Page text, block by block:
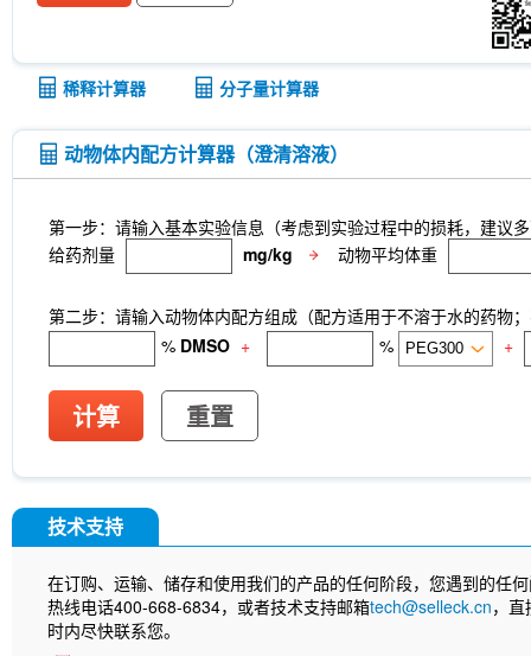
稀释计算器 分子量计算器
动物体内配方计算器（澄清溶液）
第一步：请输入基本实验信息（考虑到实验过程中的损耗，建议
给药剂量
mg/kg 动物平均体重
第二步：请输入动物体内配方组成（配方适用于不溶于水的药物
% DMSO + % +
计算 重置
技术支持
在订购、运输、储存和使用我们的产品的任何阶段，您遇到的任
热线电话400-668-6834，或者技术支持邮箱tech@selleck.cn，
时内尽快联系您。